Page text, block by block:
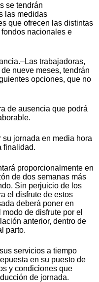
se tendrán
las medidas
que ofrecen las distintas
nacionales e
trabajadoras,
nueve meses, tendrán
opciones, que no
de ausencia que podrá
jornada en media hora
finalidad.
proporcionalmente en
de dos semanas más
Sin perjuicio de los
el disfrute de estos
deberá poner en
de disfrute por el
anterior, dentro de
parto.
servicios a tiempo
en su puesto de
y condiciones que
de jornada.